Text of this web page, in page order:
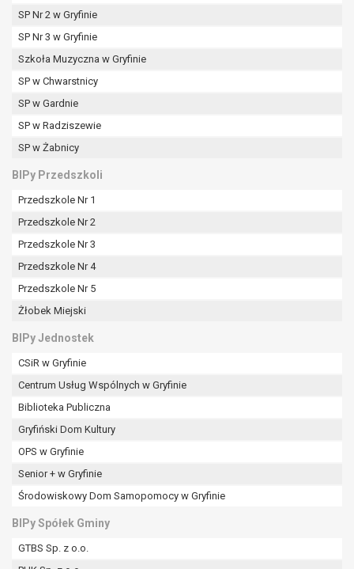
SP Nr 2 w Gryfinie
SP Nr 3 w Gryfinie
Szkoła Muzyczna w Gryfinie
SP w Chwarstnicy
SP w Gardnie
SP w Radziszewie
SP w Żabnicy
BIPy Przedszkoli
Przedszkole Nr 1
Przedszkole Nr 2
Przedszkole Nr 3
Przedszkole Nr 4
Przedszkole Nr 5
Żłobek Miejski
BIPy Jednostek
CSiR w Gryfinie
Centrum Usług Wspólnych w Gryfinie
Biblioteka Publiczna
Gryfiński Dom Kultury
OPS w Gryfinie
Senior + w Gryfinie
Środowiskowy Dom Samopomocy w Gryfinie
BIPy Spółek Gminy
GTBS Sp. z o.o.
organu nadzorczego na niezgodne z prawem
przetwarzanie Pani/Pana danych osobowych
przez administratora.
Organem właściwym do wniesienia skargi jest
dane osobowe, podanie danych osobowych jest
dobrowolne albo jest wymogiem ustawowym lub
Pani/Pana dane nie będą poddawane
zautomatyzowanemu podejmowaniu decyzji, w
tym również profilowaniu.